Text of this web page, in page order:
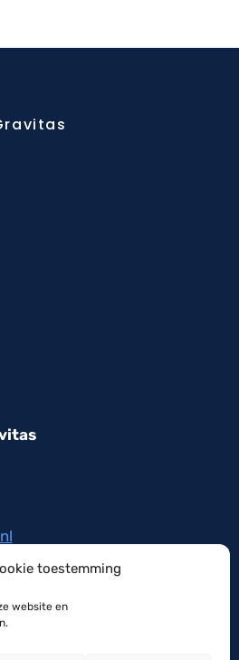
toestemming
website en